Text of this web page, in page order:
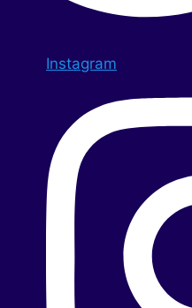
Instagram